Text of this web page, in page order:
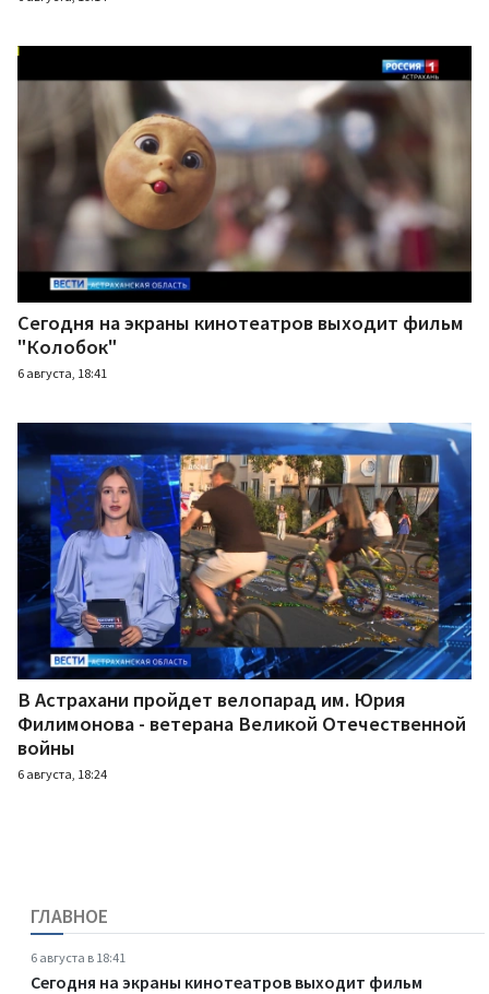
Сегодня на экраны кинотеатров выходит фильм
"Колобок"
6 августа, 18:41
В Астрахани пройдет велопарад им. Юрия
Филимонова - ветерана Великой Отечественной
войны
6 августа, 18:24
ГЛАВНОЕ
6 августа в 18:41
Сегодня на экраны кинотеатров выходит фильм